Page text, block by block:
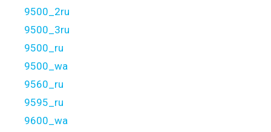
9500_2ru
9500_3ru
9500_ru
9500_wa
9560_ru
9595_ru
9600_wa